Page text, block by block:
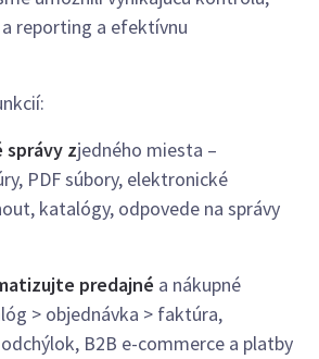
reporting a efektívnu
zjedného miesta –
PDF súbory, elektronické
katalógy, odpovede na správy
predajné a nákupné
> objednávka > faktúra,
B2B e-commerce a platby